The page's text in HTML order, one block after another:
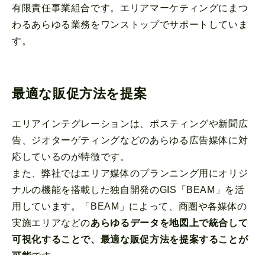
有限責任事業組合です。エリアマーケティングにまつ
わるあらゆる業務をワンストップでサポートしていま
す。
最適な販促方法を提案
エリアインテグレーションは、ポスティングや新聞広
告、ジオターゲティングなどのあらゆる広告媒体に対
応しているのが特徴です。
また、弊社ではエリア媒体のプランニング用にオリジ
ナルの機能を搭載した独自開発のGIS「BEAM」を活
用しています。「BEAM」によって、商圏や各媒体の
実施エリアなどのあらゆるデータを地図上で統合して
可視化することで、最適な販促方法を提案することが